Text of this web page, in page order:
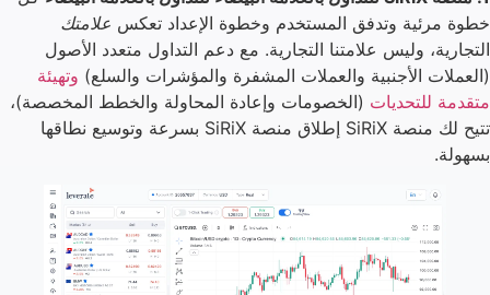
خطوة مرئية وتدفق المستخدم وخطوة الإعداد تعكس علامتك
التجارية، وليس علامتنا التجارية. مع دعم التداول متعدد الأصول
(العملات الأجنبية والعملات المشفرة والمؤشرات والسلع) وتهيئة
متقدمة للتحديات (الخصومات وإعادة المحاولة والخطط المخصصة)،
تتيح لك منصة SiRiX إطلاق منصة SiRiX بسرعة وتوسيع نطاقها
بسهولة.